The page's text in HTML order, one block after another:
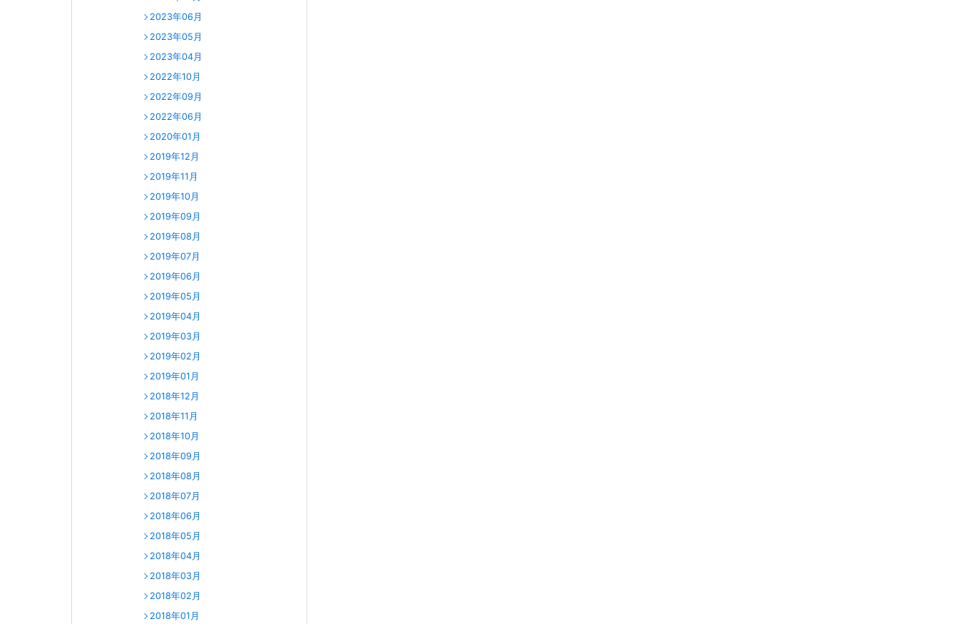
2023年06月
2023年05月
2023年04月
2022年10月
2022年09月
2022年06月
2020年01月
2019年12月
2019年11月
2019年10月
2019年09月
2019年08月
2019年07月
2019年06月
2019年05月
2019年04月
2019年03月
2019年02月
2019年01月
2018年12月
2018年11月
2018年10月
2018年09月
2018年08月
2018年07月
2018年06月
2018年05月
2018年04月
2018年03月
2018年02月
2018年01月